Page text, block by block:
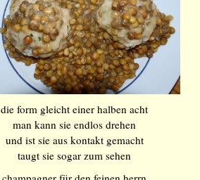
die form gleicht einer halben acht
man kann sie endlos drehen
und ist sie aus kontakt gemacht
taugt sie sogar zum sehen